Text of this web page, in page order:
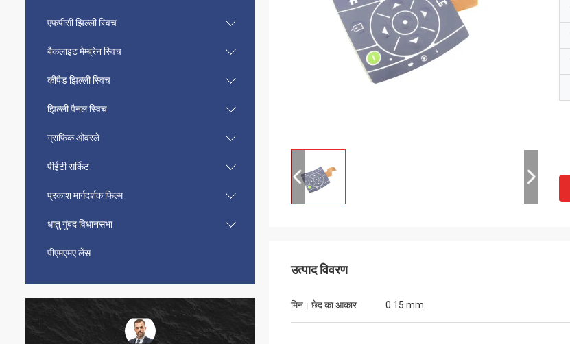
एफपीसी झिल्ली स्विच
बैकलाइट मेम्ब्रेन स्विच
कीपैड झिल्ली स्विच
झिल्ली पैनल स्विच
ग्राफिक ओवरले
पीईटी सर्किट
प्रकाश मार्गदर्शक फिल्म
धातु गुंबद विधानसभा
पीएमएमए लेंस
उत्पाद विवरण
मिन। छेद का आकार 0.15 mm